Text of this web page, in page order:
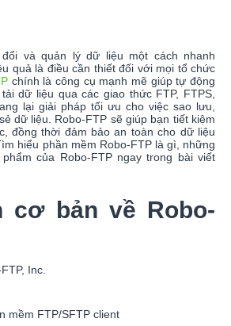
và quản lý dữ liệu một cách nhanh
quả là điều cần thiết đối với mọi tổ chức
chính là công cụ mạnh mẽ giúp tự động
dữ liệu qua các giao thức FTP, FTPS,
lại giải pháp tối ưu cho việc sao lưu,
dữ liệu. Robo-FTP sẽ giúp bạn tiết kiệm
đồng thời đảm bảo an toàn cho dữ liệu
hiểu phần mềm Robo-FTP là gì, những
của Robo-FTP ngay trong bài viết
cơ bản về Robo-
Inc.
mềm FTP/SFTP client